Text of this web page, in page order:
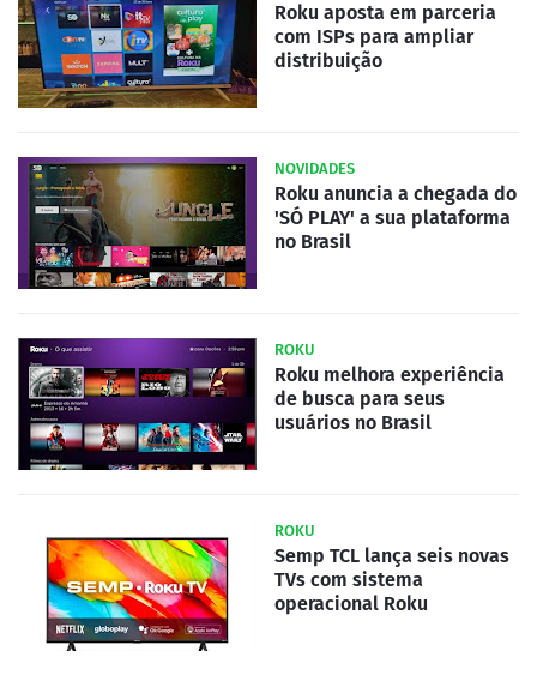
Roku aposta em parceria
com ISPs para ampliar
distribuição
NOVIDADES
Roku anuncia a chegada do
'SÓ PLAY' a sua plataforma
no Brasil
ROKU
Roku melhora experiência
de busca para seus
usuários no Brasil
ROKU
Semp TCL lança seis novas
TVs com sistema
operacional Roku